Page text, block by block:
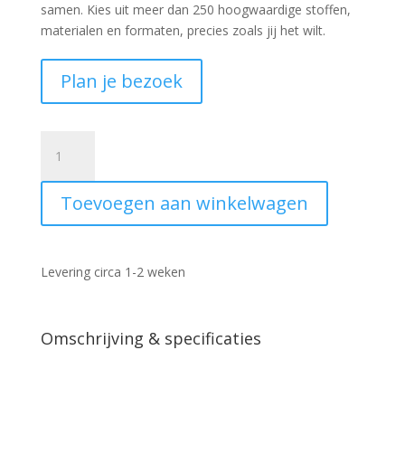
samen. Kies uit meer dan 250 hoogwaardige stoffen,
materialen en formaten, precies zoals jij het wilt.
Plan je bezoek
Overijssel
veloursstof
beige
aantal
Toevoegen aan winkelwagen
Levering circa 1-2 weken
Omschrijving & specificaties